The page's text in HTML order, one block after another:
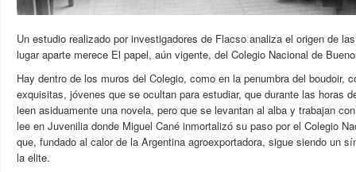
Un estudio realizado por investigadores de Flacso analiza el origen de
lugar aparte merece El papel, aún vigente, del Colegio Nacional de
Hay dentro de los muros del Colegio, como en la penumbra del boudoir,
exquisitas, jóvenes que se ocultan para estudiar, que durante las horas
leen asiduamente una novela, pero que se levantan al alba y trabajan
lee en Juvenilia donde Miguel Cané inmortalizó su paso por el Colegio
que, fundado al calor de la Argentina agroexportadora, sigue siendo un
la elite.